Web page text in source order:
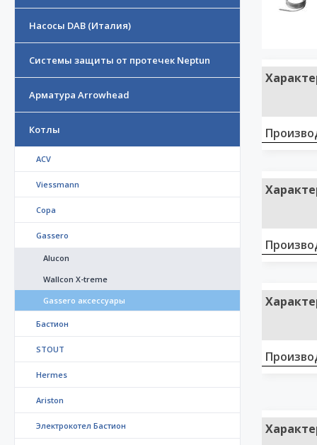
Насосы DAB (Италия)
Системы защиты от протечек Neptun
Арматура Arrowhead
Котлы
ACV
Viessmann
Copa
Gassero
Alucon
Wallcon X-treme
Gassero аксессуары
Бастион
STOUT
Hermes
Ariston
Электрокотел Бастион